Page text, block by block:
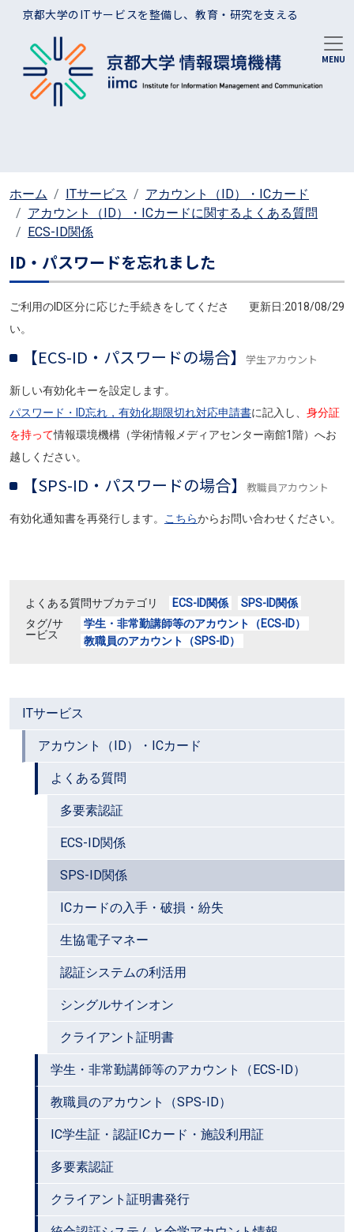
メインコンテンツに移動
京都大学のITサービスを整備し、教育・研究を支える
ホーム ITサービス
アカウント（ID）・ICカード
アカウント（ID）・ICカードに関するよくある質問
ECS-ID関係
ITサービス
アカウント（ID）・ICカード
よくある質問
多要素認証
ECS-ID関係
SPS-ID関係
ICカードの入手・破損・紛失
生協電子マネー
認証システムの利活用
シングルサインオン
クライアント証明書
学生・非常勤講師等のアカウント（ECS-ID）
教職員のアカウント（SPS-ID）
IC学生証・認証ICカード・施設利用証
多要素認証
クライアント証明書発行
ID・パスワードを忘れました
更新日:2018/08/29
ご利用のID区分に応じた手続きをしてくださ
い。
【ECS-ID・パスワードの場合】 学生アカウント
新しい有効化キーを設定します。
パスワード・ID忘れ，有効化期限切れ対応申請書に記入し、 身分証
を持って情報環境機構（学術情報メディアセンター南館1階）へお
越しください。
【SPS-ID・パスワードの場合】 教職員アカウント
有効化通知書を再発行します。 こちらからお問い合わせください。
よくある質問サブカテゴリ ECS-ID関係
SPS-ID関係
タグ/サ
ービス
学生・非常勤講師等のアカウント（ECS-ID）
教職員のアカウント（SPS-ID）